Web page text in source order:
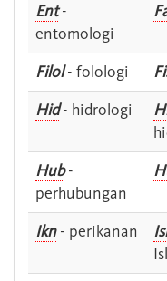
Ent-
entomologi
Filol- folologi
Hid- hidrologi
Hub-
perhubungan
Ikn- perikanan Isl